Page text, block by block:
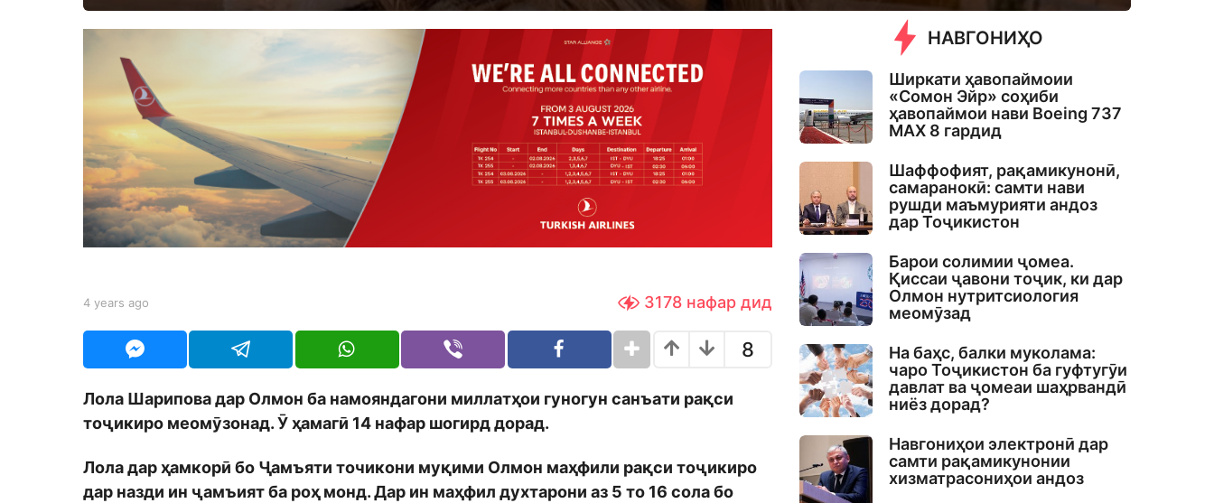
y
e
r
s
a
g
o
b
S
o
m
o
4 years ago
r
a
g
3178 нафар дид
8
Лола Шарипова дар Олмон ба намояндагони миллатҳои гуногун санъати рақси
тоҷикиро меомӯзонад. Ӯ ҳамагӣ 14 нафар шогирд дорад.
Лола дар ҳамкорӣ бо Ҷамъяти точикони муқими Олмон маҳфили рақси тоҷикиро
дар назди ин ҷамъият ба роҳ монд. Дар ин маҳфил духтарони аз 5 то 16 сола бо
НАВГОНИҲО
Ширкати ҳавопаймоии
«Сомон Эйр» соҳиби
ҳавопаймои нави Boeing 737
MAX 8 гардид
Шаффофият, рақамикунонӣ,
самаранокӣ: самти нави
рушди маъмурияти андоз
дар Тоҷикистон
Барои солимии ҷомеа.
Қиссаи ҷавони тоҷик, ки дар
Олмон нутритсиология
меомӯзад
На баҳс, балки муколама:
чаро Тоҷикистон ба гуфтугӯи
давлат ва ҷомеаи шаҳрвандӣ
ниёз дорад?
Навгониҳои электронӣ дар
самти рақамикунонии
хизматрасониҳои андоз